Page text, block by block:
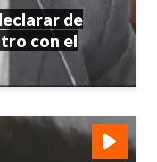
de
con el